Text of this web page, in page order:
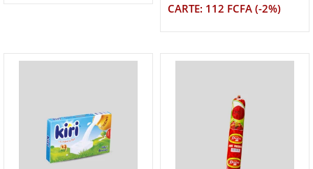
CARTE: 112 FCFA (-2%)